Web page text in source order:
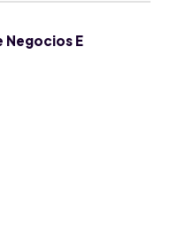
Negocios E